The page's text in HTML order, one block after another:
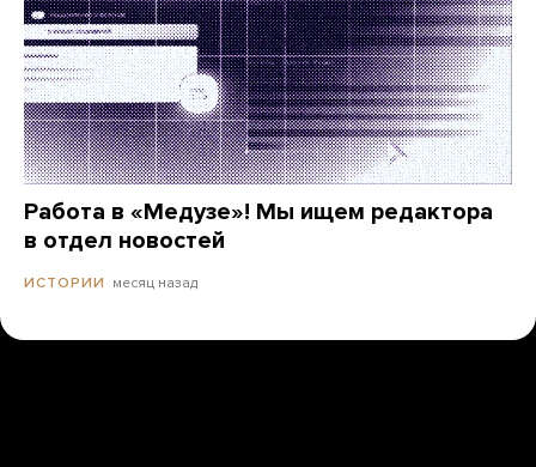
Работа в «Медузе»! Мы ищем редактора
в отдел новостей
ИСТОРИИ месяц назад